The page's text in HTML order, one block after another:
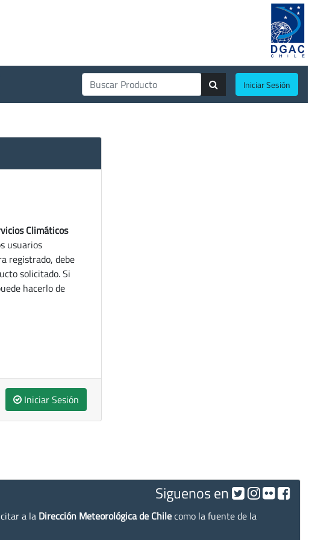
Iniciar Sesión
Climáticos
usuarios
registrado, debe
solicitado. Si
hacerlo de
Iniciar Sesión
Siguenos en
a la Dirección Meteorológica de Chilecomo la fuente de la